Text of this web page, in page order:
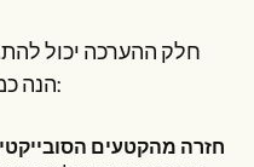
חלק ההערכה יכול
הנה כמה דברים שתרצה להימנע מהם:
חזרה מהקטעים